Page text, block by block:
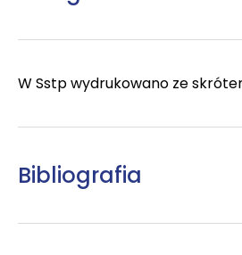
W Sstp wydrukowano ze
Bibliografia